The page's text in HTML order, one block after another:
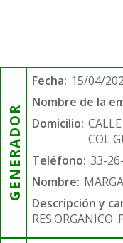
GENERADOR
Fecha: 15/04/
Nombre de la
Domicilio:
COL
Teléfono: 33-
Nombre:
Descripción y
RES.ORGANICO